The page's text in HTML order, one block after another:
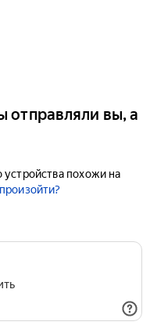
отправляли вы, а
похожи на